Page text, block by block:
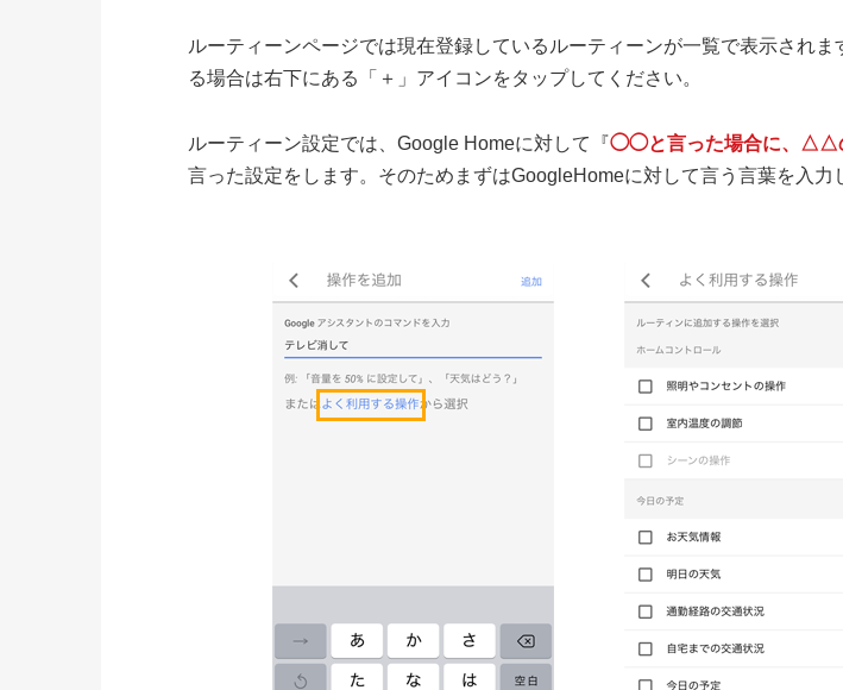
ルーティーンページでは現在登録しているルーティーンが一覧で表示されま
る場合は右下にある「＋」アイコンをタップしてください。
ルーティーン設定では、Google Homeに対して『◯◯と言った場合に、△△
言った設定をします。そのためまずはGoogleHomeに対して言う言葉を入力